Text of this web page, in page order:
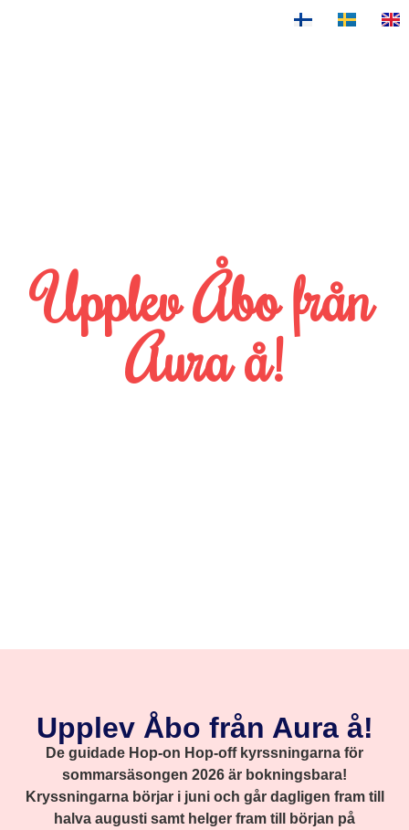
Upplev Åbo från
Aura å!
Upplev Åbo från Aura å!
De guidade Hop-on Hop-off kyrssningarna för
sommarsäsongen 2026 är bokningsbara!
Kryssningarna börjar i juni och går dagligen fram till
halva augusti samt helger fram till början på